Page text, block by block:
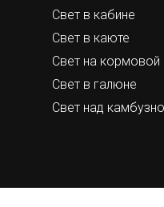
Свет в кабине
Свет в каюте
Свет на кормовой
Свет в галюне
Свет над